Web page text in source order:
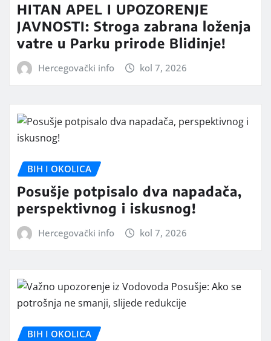
HITAN APEL I UPOZORENJE
JAVNOSTI: Stroga zabrana loženja
vatre u Parku prirode Blidinje!
Hercegovački info kol 7, 2026
BIH I OKOLICA
Posušje potpisalo dva napadača,
perspektivnog i iskusnog!
Hercegovački info kol 7, 2026
BIH I OKOLICA